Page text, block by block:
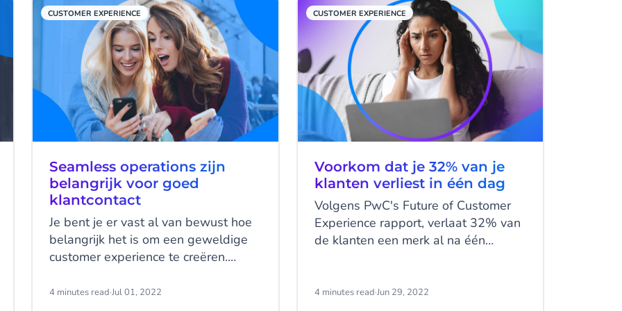
afgelopen vijf jaar gestegen.
communicatiekanalen kan de
klantervaring maken of breken.
CUSTOMER EXPERIENCE
Seamless operations zijn
belangrijk voor goed
klantcontact
Je bent je er vast al van bewust hoe
belangrijk het is om een geweldige
customer experience te creëren.
geïnvesteerd in oplossingen die de
4 minutes read·Jul 01, 2022
CUSTOMER EXPERIENCE
Voorkom dat je 32% van je
klanten verliest in één dag
Volgens PwC's Future of Customer
Experience rapport, verlaat 32% van
de klanten een merk al na één
na een tweede slechte ervaring.
4 minutes read·Jun 29, 2022